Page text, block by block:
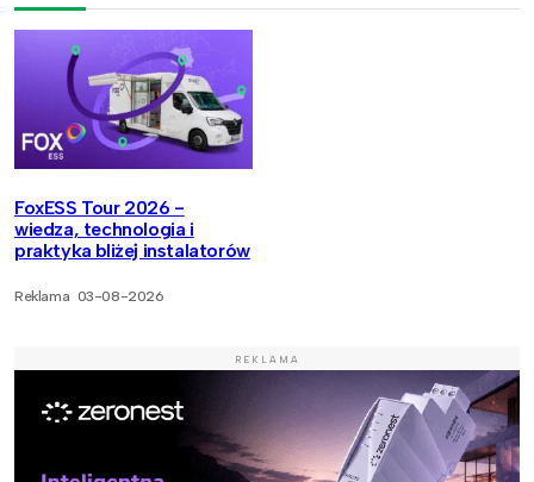
FoxESS Tour 2026 -
wiedza, technologia i
praktyka bliżej instalatorów
Reklama 03-08-2026
REKLAMA